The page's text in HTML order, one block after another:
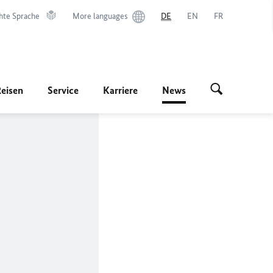
Sprache More languages DE EN FR
Service Karriere News